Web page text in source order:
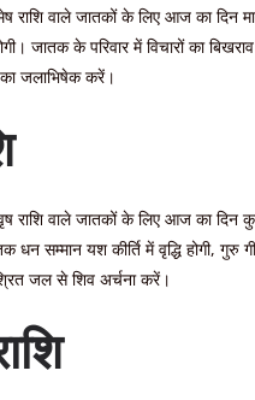
वाले जातकों के लिए आज का दिन
जातक के परिवार में विचारों का
जलाभिषेक करें।
वाले जातकों के लिए आज का दिन
धन सम्मान यश कीर्ति में वृद्धि होगी, गुरु
जल से शिव अर्चना करें।